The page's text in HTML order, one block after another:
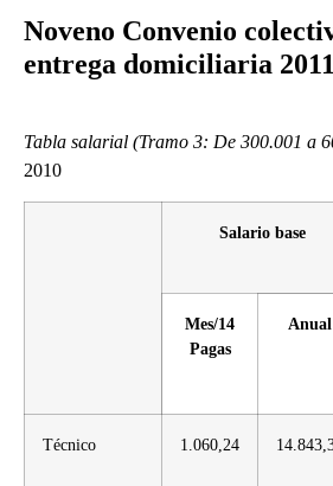
Noveno Convenio
entrega domiciliaria
Tabla salarial (Tramo 3: De 300.001 a
2010
Salario base
Mes/14
Pagas
Anual
Técnico 1.060,24